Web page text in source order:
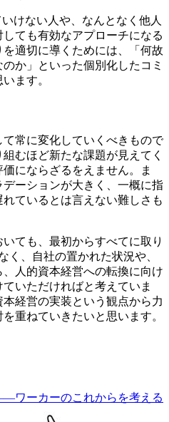
けない人や、なんとなく他人
ても有効なアプローチになる
適切に導くためには、「何故
か」といった個別化したコミ
ます。
常に変化していくべきもので
むほど新たな課題が見えてく
にならざるをえません。ま
ーションが大きく、一概に指
ているとは言えない難しさも
いても、最初からすべてに取り
く、自社の置かれた状況や、
人的資本経営への転換に向け
いただければと考えていま
経営の実装という観点から力
重ねていきたいと思います。
ワーカーのこれからを考える